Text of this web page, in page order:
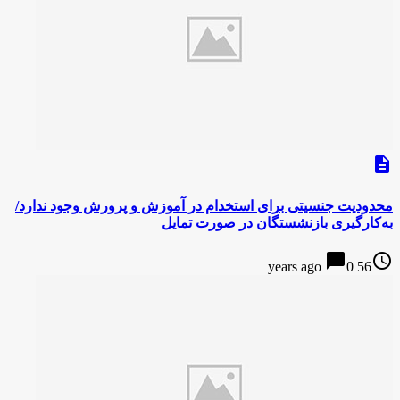
description
محدودیت جنسیتی برای استخدام در آموزش و پرورش وجود ندارد/
به‌کارگیری بازنشستگان در صورت تمایل
access_time
56 years ago
chat_bubble0